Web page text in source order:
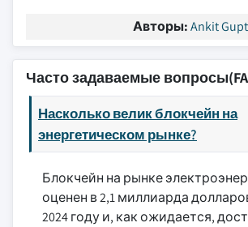
Авторы:Ankit
Часто задаваемые
Насколько велик блокчейн на
энергетическом рынке?
Блокчейн на рынке
оценен в 2,1 миллиарда
2024 году и, как ожидается,